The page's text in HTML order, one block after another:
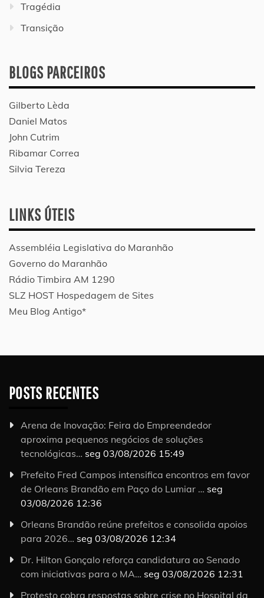
Tragédia
Transição
BLOGS PARCEIROS
Gilberto Lèda
Daniel Matos
John Cutrim
Ribamar Correa
Silvia Tereza
LINKS ÚTEIS
Assembléia Legislativa do Maranhão
Governo do Maranhão
Rádio Timbira AM 1290
SLZ HOST Hospedagem de Sites
Meu Blog Antigo*
POSTS RECENTES
Arena de Inovação: Feira do Empreendedor
aproxima pequenos negócios de soluções
tecnológicas… seg 03/08/2026 15:49
Prefeito Fred Campos intensifica encontros em favor
de Orleans Brandão em Paço do Lumiar … seg
03/08/2026 12:36
Orleans Brandão reúne prefeitos e consolida apoios
para 2026… seg 03/08/2026 12:34
Dr. Hilton Gonçalo reforça candidatura ao Senado
com iniciativas para o MA… seg 03/08/2026 12:31
Protesto cobra respostas sobre crise no Hospital da